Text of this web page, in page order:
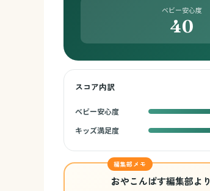
ベビー安心度
40
スコア内訳
ベビー安心度
キッズ満足度
編集部メモ
おやこんぱす編集部より